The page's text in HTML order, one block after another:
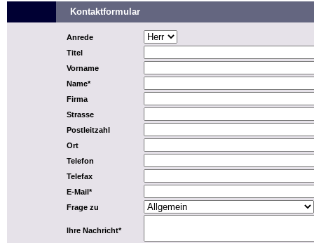
Kontaktformular
Anrede
Titel
Vorname
Name*
Firma
Strasse
Postleitzahl
Ort
Telefon
Telefax
E-Mail*
Frage zu
Ihre Nachricht*